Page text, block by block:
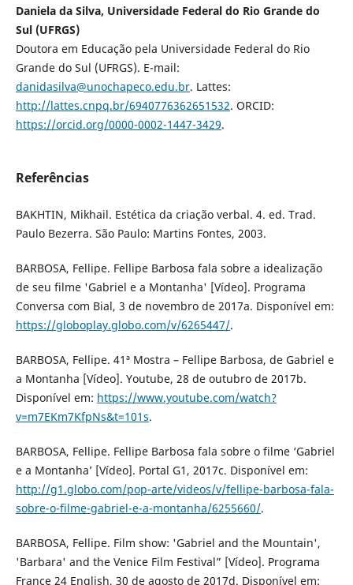
Daniela da Silva, Universidade Federal do Rio Grande do
Sul (UFRGS)
Doutora em Educação pela Universidade Federal do Rio
Grande do Sul (UFRGS). E-mail:
danidasilva@unochapeco.edu.br. Lattes:
http://lattes.cnpq.br/6940776362651532. ORCID:
https://orcid.org/0000-0002-1447-3429.
Referências
BAKHTIN, Mikhail. Estética da criação verbal. 4. ed. Trad.
Paulo Bezerra. São Paulo: Martins Fontes, 2003.
BARBOSA, Fellipe. Fellipe Barbosa fala sobre a idealização
de seu filme 'Gabriel e a Montanha' [Vídeo]. Programa
Conversa com Bial, 3 de novembro de 2017a. Disponível em:
https://globoplay.globo.com/v/6265447/.
BARBOSA, Fellipe. 41ª Mostra – Fellipe Barbosa, de Gabriel e
a Montanha [Vídeo]. Youtube, 28 de outubro de 2017b.
Disponível em: https://www.youtube.com/watch?
v=m7EKm7KfpNs&t=101s.
BARBOSA, Fellipe. Fellipe Barbosa fala sobre o filme ‘Gabriel
e a Montanha’ [Vídeo]. Portal G1, 2017c. Disponível em:
http://g1.globo.com/pop-arte/videos/v/fellipe-barbosa-fala-
sobre-o-filme-gabriel-e-a-montanha/6255660/.
BARBOSA, Fellipe. Film show: 'Gabriel and the Mountain',
'Barbara' and the Venice Film Festival” [Vídeo]. Programa
France 24 English, 30 de agosto de 2017d. Disponível em: